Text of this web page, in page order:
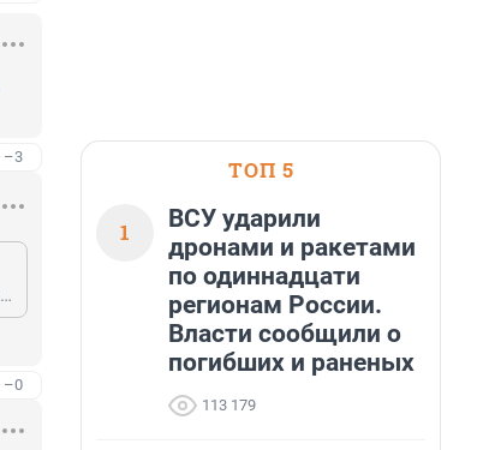
–3
Нечего в подвале жить. У меня сейчас 24 во всех комнатах, и кондеры стоят на 24 (по утрам отрабатывает, на солнышке даже сейчас нагревается до 25-26)
–0
ТОП 5
1
ВСУ ударили
дронами и ракетами
по одиннадцати
регионам России.
Власти сообщили о
погибших и раненых
113 179